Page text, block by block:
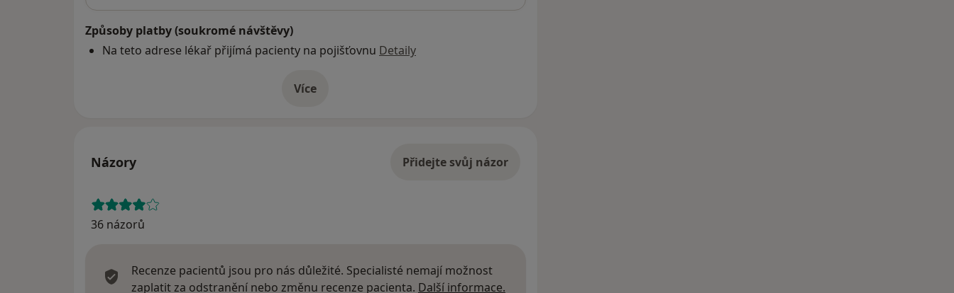
Způsoby platby (soukromé návštěvy)
Na teto adrese lékař přijímá pacienty na pojišťovnu Detaily
Víceo adrese
Názory Přidejte svůj názor
36 názorů
Recenze pacientů jsou pro nás důležité. Specialisté nemají možnost
zaplatit za odstranění nebo změnu recenze pacienta. Další informace.